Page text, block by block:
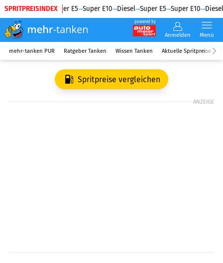
SPRITPREISINDEX
Diesel Super E5 Super E10 Diesel Super E5 Super E10 Diesel
powered by
Anmelden Menü
mehr-tanken PUR Ratgeber Tanken Wissen Tanken Aktuelle Spritpreise
Spritpreise vergleichen
ANZEIGE